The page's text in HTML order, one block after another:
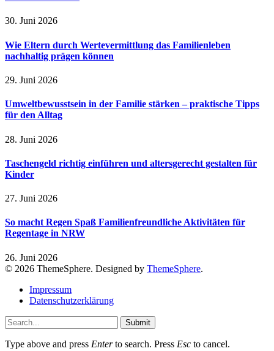
30. Juni 2026
Wie Eltern durch Wertevermittlung das Familienleben
nachhaltig prägen können
29. Juni 2026
Umweltbewusstsein in der Familie stärken – praktische Tipps
für den Alltag
28. Juni 2026
Taschengeld richtig einführen und altersgerecht gestalten für
Kinder
27. Juni 2026
So macht Regen Spaß Familienfreundliche Aktivitäten für
Regentage in NRW
26. Juni 2026
© 2026 ThemeSphere. Designed by ThemeSphere.
Impressum
Datenschutzerklärung
Submit
Type above and press Enterto search. Press Esc to cancel.